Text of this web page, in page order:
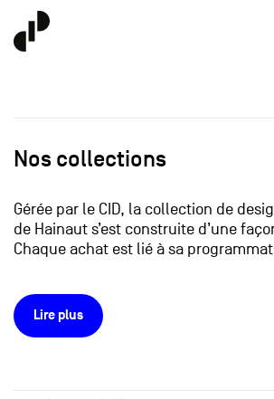
Nos collections
Gérée par le CID, la collection de
de Hainaut s’est construite d’une
Chaque achat est lié à sa
Lire plus